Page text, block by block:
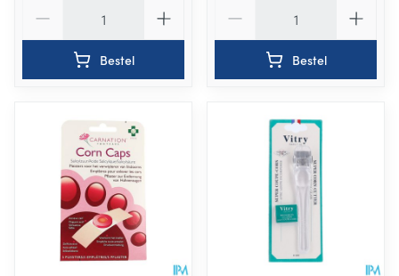
Bestel Bestel